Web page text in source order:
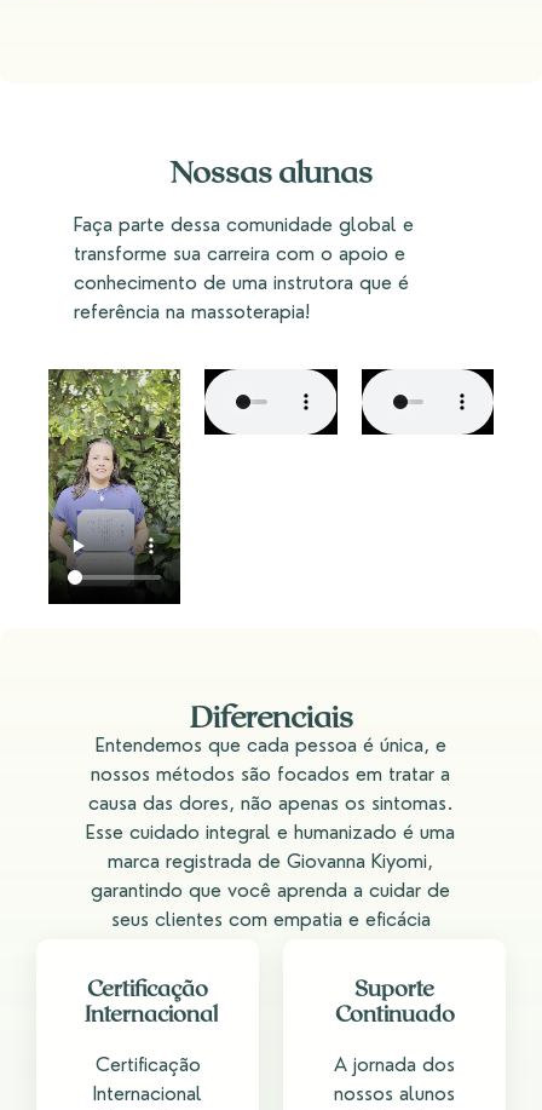
Nossas alunas
Faça parte dessa comunidade global e
transforme sua carreira com o apoio e
conhecimento de uma instrutora que é
referência na massoterapia!
Diferenciais
Entendemos que cada pessoa é única, e
nossos métodos são focados em tratar a
causa das dores, não apenas os sintomas.
Esse cuidado integral e humanizado é uma
marca registrada de Giovanna Kiyomi,
garantindo que você aprenda a cuidar de
seus clientes com empatia e eficácia
Certificação
Internacional
Certificação
Internacional
Suporte
Continuado
A jornada dos
nossos alunos